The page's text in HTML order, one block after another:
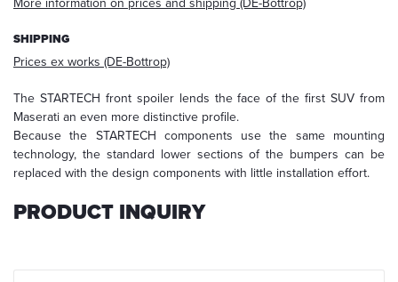
More information on prices and shipping (DE-Bottrop)
SHIPPING
Prices ex works (DE-Bottrop)
The STARTECH front spoiler lends the face of the first SUV from
Maserati an even more distinctive profile.
Because the STARTECH components use the same mounting
technology, the standard lower sections of the bumpers can be
replaced with the design components with little installation effort.
PRODUCT INQUIRY
acceptance
the
future
E-
mail
at
info@startech.de
For
further
information,
please